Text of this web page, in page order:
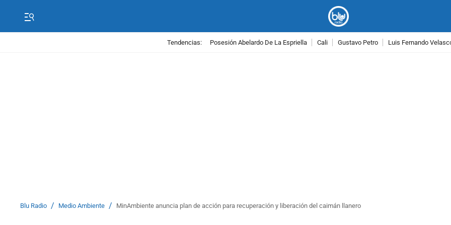
Tendencias: Posesión Abelardo De La Espriella Cali Gustavo Petro Luis Fernando
Blu Radio / Medio Ambiente / MinAmbiente anuncia plan de acción para recuperación y liberación del caimán llanero